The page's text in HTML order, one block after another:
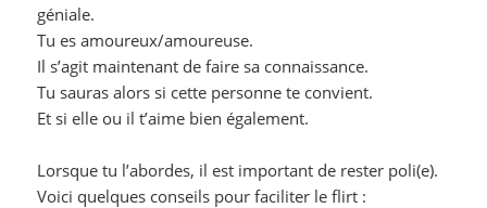
géniale.
Tu es amoureux/amoureuse.
Il s’agit maintenant de faire sa connaissance.
Tu sauras alors si cette personne te convient.
Et si elle ou il t’aime bien également.
Lorsque tu l’abordes, il est important de rester poli(e).
Voici quelques conseils pour faciliter le flirt :